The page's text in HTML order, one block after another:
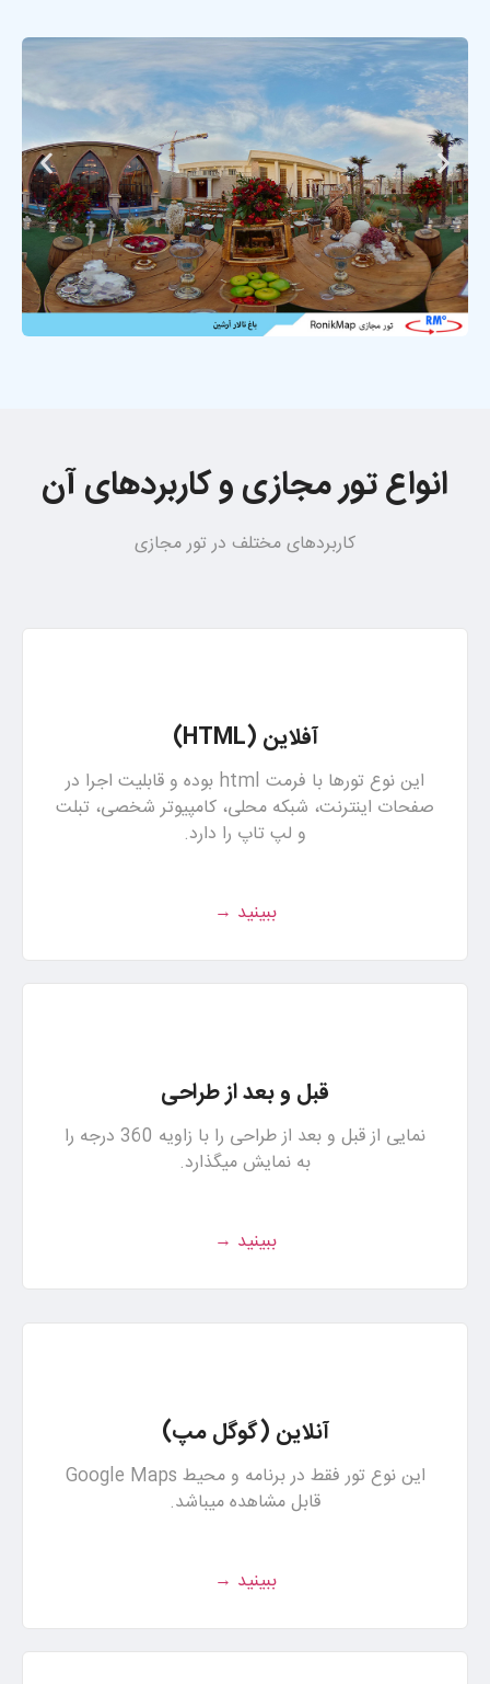
انواع تور مجازی و کاربردهای آن
کاربردهای مختلف در تور مجازی
آفلاین (HTML)
این نوع تورها با فرمت html بوده و قابلیت اجرا در
صفحات اینترنت، شبکه محلی، کامپیوتر شخصی، تبلت
و لپ تاپ را دارد.
ببینید →
قبل و بعد از طراحی
نمایی از قبل و بعد از طراحی را با زاویه 360 درجه را
به نمایش میگذارد.
ببینید →
آنلاین (گوگل مپ)
این نوع تور فقط در برنامه و محیط Google Maps
قابل مشاهده میباشد.
ببینید →